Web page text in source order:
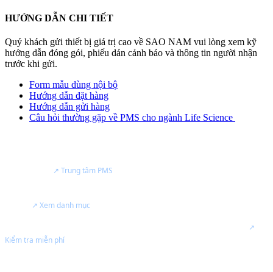
HƯỚNG DẪN CHI TIẾT
Quý khách gửi thiết bị giá trị cao về SAO NAM vui lòng xem kỹ
hướng dẫn đóng gói, phiếu dán cảnh báo và thông tin người nhận
trước khi gửi.
Form mẫu dùng nội bộ
Hướng dẫn đặt hàng
Hướng dẫn gửi hàng
Câu hỏi thường gặp về PMS cho ngành Life Science
↗ Trung tâm PMS
↗ Xem danh mục
↗
Kiểm tra miễn phí